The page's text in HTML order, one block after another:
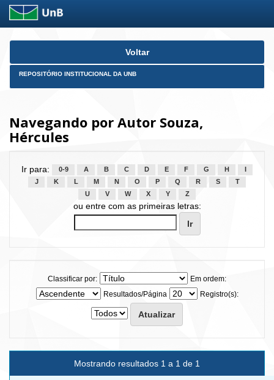
Skip
Voltar
REPOSITÓRIO INSTITUCIONAL DA UNB
Navegando por Autor Souza,
Hércules
Ir para: 0-9 A B C D E F G H
J
K L M N O P Q R S
T
U
V W X Y Z
ou entre com as primeiras letras:
Classificar por:
Em ordem:
Resultados/Página
Registro(s):
Mostrando resultados 1 a 1 de 1